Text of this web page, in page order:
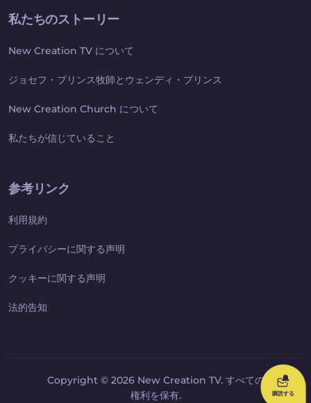
私たちのストーリー
New Creation TV について
ジョセフ・プリンス牧師とウェンディ・プリンス
New Creation Church について
私たちが信じていること
参考リンク
利用規約
プライバシーに関する声明
クッキーに関する声明
法的告知
Copyright © 2026 New Creation TV. すべての
権利を保有.
購読する